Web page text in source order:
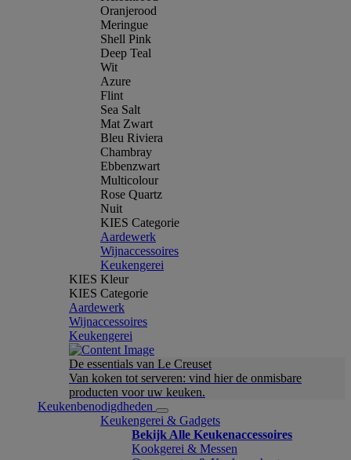
Oranjerood
Meringue
Shell Pink
Deep Teal
Wit
Azure
Flint
Sea Salt
Mat Zwart
Bleu Riviera
Chambray
Ebbenzwart
Multicolour
Rose Quartz
Nuit
KIES Categorie
Aardewerk
Wijnaccessoires
Keukengerei
KIES Kleur
KIES Categorie
Aardewerk
Wijnaccessoires
Keukengerei
De essentials van Le Creuset
Van koken tot serveren: vind hier de onmisbare
producten voor uw keuken.
Keukenbenodigdheden
Keukengerei & Gadgets
Bekijk Alle Keukenaccessoires
Kookgerei & Messen